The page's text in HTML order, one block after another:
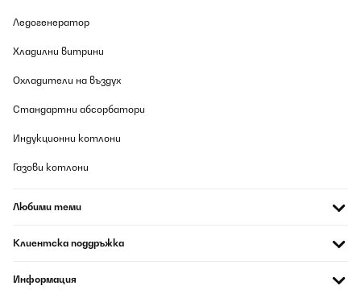
Ледогенератор
Хладилни витрини
Охладители на въздух
Стандартни абсорбатори
Индукционни котлони
Газови котлони
Любими теми
Клиентска поддръжка
Информация